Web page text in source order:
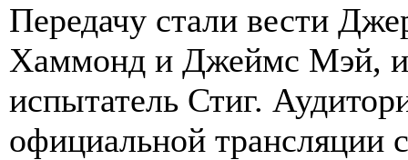
Передачу стали вести
Хаммонд и Джеймс Мэй, и
испытатель Стиг.
официальной трансляции